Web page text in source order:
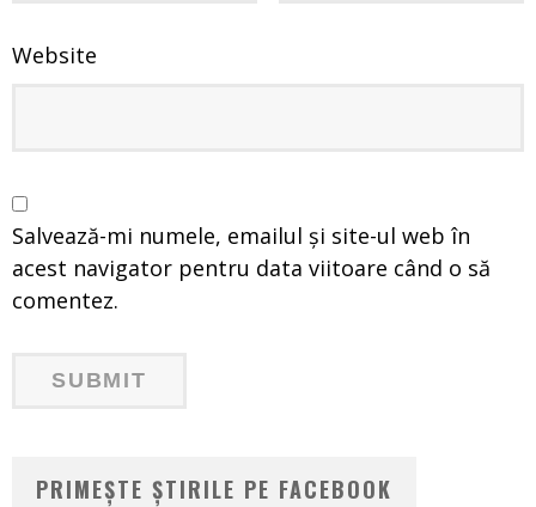
Website
Salvează-mi numele, emailul și site-ul web în
acest navigator pentru data viitoare când o să
comentez.
PRIMEȘTE ȘTIRILE PE FACEBOOK